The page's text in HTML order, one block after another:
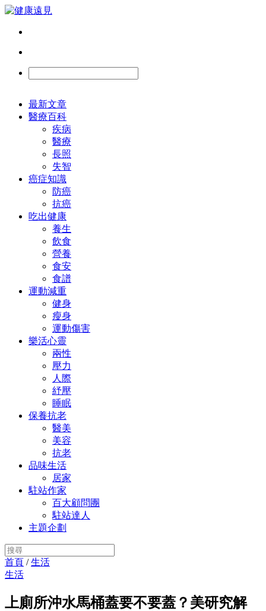
最新文章
醫療百科
疾病
醫療
長照
失智
癌症知識
防癌
抗癌
吃出健康
養生
飲食
營養
食安
食譜
運動減重
健身
瘦身
運動傷害
樂活心靈
兩性
壓力
人際
紓壓
睡眠
保養抗老
醫美
美容
抗老
品味生活
居家
駐站作家
百大顧問團
駐站達人
主題企劃
首頁 /生活
生活
上廁所沖水馬桶蓋要不要蓋？美研究解